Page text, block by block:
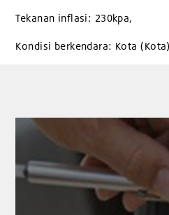
Tekanan inflasi: 230kpa,
Kondisi berkendara: Kota (Kota)